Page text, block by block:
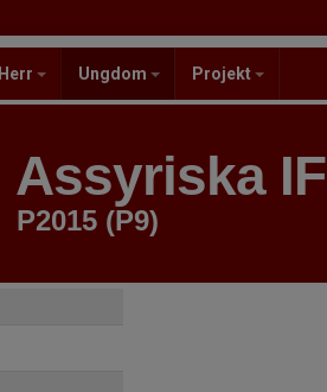
Herr Ungdom Projekt
Assyriska IF
P2015 (P9)